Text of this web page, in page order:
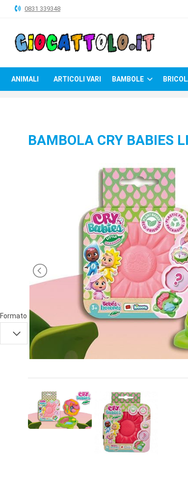
ANIMALI
BAMBOLE
SYLVANIAN
VALIGERIA-
BORSETTE
0831 339348
ANIMALI ARTICOLI VARI BAMBOLE
BAMBOLA CRY BABIES
Formato